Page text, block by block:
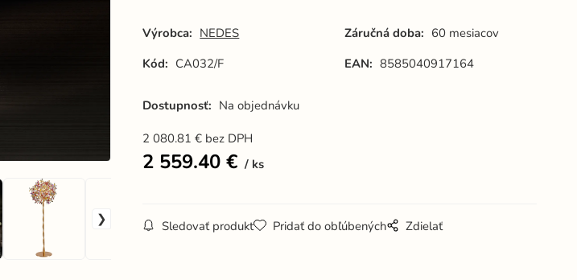
Výrobca: NEDES Záručná doba: 60 mesiacov
Kód: CA032/F EAN: 8585040917164
Dostupnosť: Na objednávku
2 080.81 € bez DPH
2 559.40 € ks
Sledovať produkt Pridať do obľúbených Zdielať